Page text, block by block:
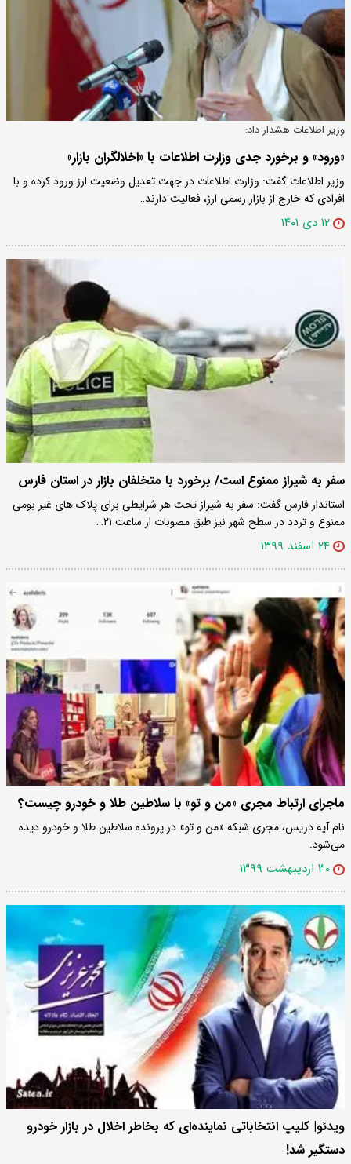
وزیر اطلاعات هشدار داد:
«ورود» و برخورد جدی وزارت اطلاعات با «اخلالگران بازار»
وزیر اطلاعات گفت: وزارت اطلاعات در جهت تعدیل وضعیت ارز ورود کرده و با
افرادی که خارج از بازار رسمی ارز، فعالیت دارند…
۱۲ دی ۱۴۰۱
سفر به شیراز ممنوع است/ برخورد با متخلفان بازار در استان فارس
استاندار فارس گفت: سفر به شیراز تحت هر شرایطی برای پلاک های غیر بومی
ممنوع و تردد در سطح شهر نیز طبق مصوبات از ساعت ۲۱…
۲۴ اسفند ۱۳۹۹
ماجرای ارتباط مجری «من و تو» با سلاطین طلا و خودرو چیست؟
نام آیه دریس، مجری شبکه «من و تو» در پرونده سلاطین طلا و خودرو دیده
می‌شود.
۳۰ اردیبهشت ۱۳۹۹
ویدئو| کلیپ انتخاباتی نماینده‌ای که بخاطر اخلال در بازار خودرو
دستگیر شد!